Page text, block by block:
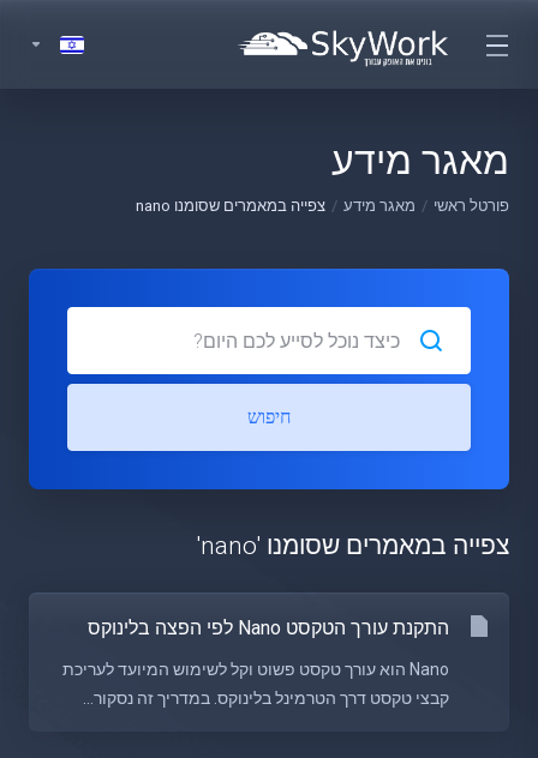
מאגר מידע
פורטל ראשי מאגר מידע צפייה במאמרים שסומנו nano
חיפוש
צפייה במאמרים שסומנו 'nano'
התקנת עורך הטקסט Nano לפי הפצה בלינוקס
Nano הוא עורך טקסט פשוט וקל לשימוש המיועד לעריכת
קבצי טקסט דרך הטרמינל בלינוקס. במדריך זה נסקור...